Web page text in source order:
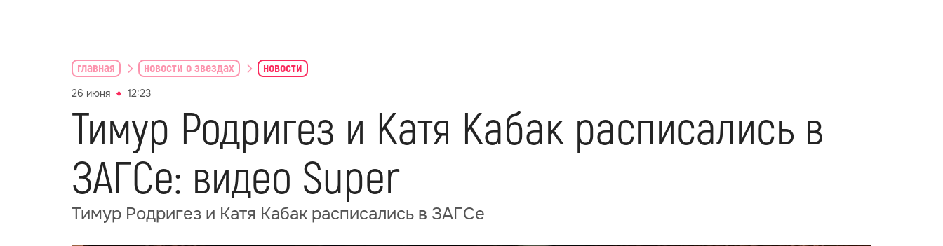
главная новости о звездах новости
26 июня 12:23
Тимур Родригез и Катя Кабак расписались в
ЗАГСе: видео Super
Тимур Родригез и Катя Кабак расписались в ЗАГСе